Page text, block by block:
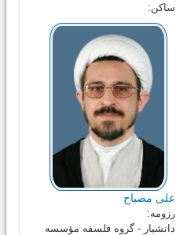
ساکن:
علی مصباح
رزومه:
دانشیار - گروه فلسفه مؤسسه